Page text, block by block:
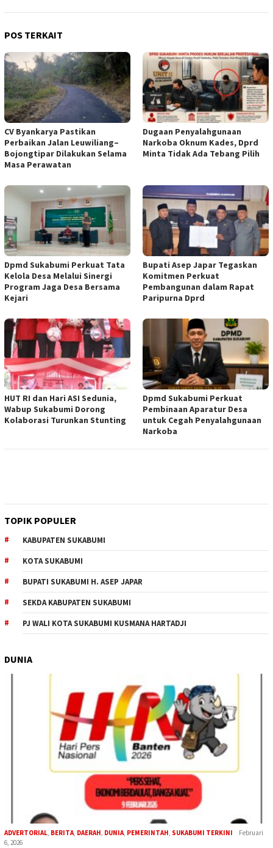
POS TERKAIT
CV Byankarya Pastikan
Perbaikan Jalan Leuwiliang–
Bojongtipar Dilakukan Selama
Masa Perawatan
Dugaan Penyalahgunaan
Narkoba Oknum Kades, Dprd
Minta Tidak Ada Tebang Pilih
Dpmd Sukabumi Perkuat Tata
Kelola Desa Melalui Sinergi
Program Jaga Desa Bersama
Kejari
Bupati Asep Japar Tegaskan
Komitmen Perkuat
Pembangunan dalam Rapat
Paripurna Dprd
HUT RI dan Hari ASI Sedunia,
Wabup Sukabumi Dorong
Kolaborasi Turunkan Stunting
Dpmd Sukabumi Perkuat
Pembinaan Aparatur Desa
untuk Cegah Penyalahgunaan
Narkoba
TOPIK POPULER
KABUPATEN SUKABUMI
KOTA SUKABUMI
BUPATI SUKABUMI H. ASEP JAPAR
SEKDA KABUPATEN SUKABUMI
PJ WALI KOTA SUKABUMI KUSMANA HARTADJI
DUNIA
ADVERTORIAL, BERITA, DAERAH, DUNIA, PEMERINTAH, SUKABUMI TERKINI
Februari
6, 2026